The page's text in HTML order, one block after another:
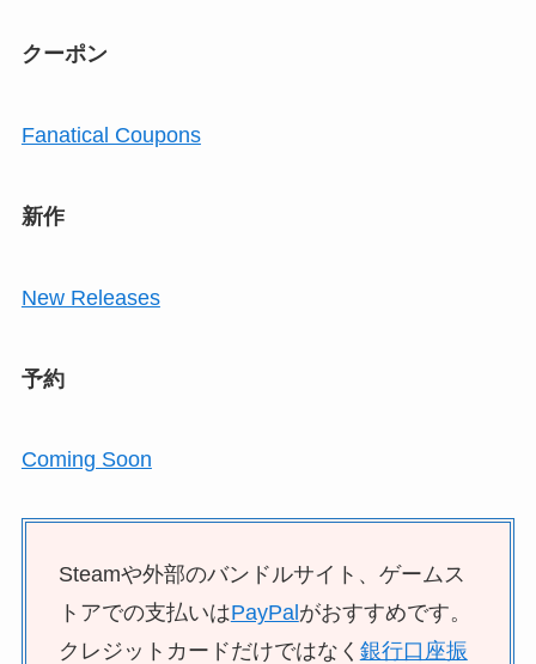
クーポン
Fanatical Coupons
新作
New Releases
予約
Coming Soon
Steamや外部のバンドルサイト、ゲームス
トアでの支払いはPayPalがおすすめです。
クレジットカードだけではなく 銀行口座振